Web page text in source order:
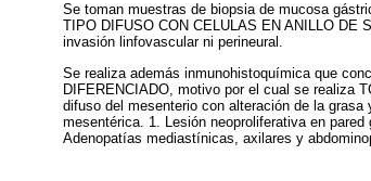
Se toman muestras de biopsia de mucosa
TIPO DIFUSO CON CELULAS EN ANILLO DE
invasión linfovascular ni perineural.
Se realiza además inmunohistoquímica que
DIFERENCIADO, motivo por el cual se realiza
difuso del mesenterio con alteración de la
mesentérica. 1. Lesión neoproliferativa en
Adenopatías mediastínicas, axilares y